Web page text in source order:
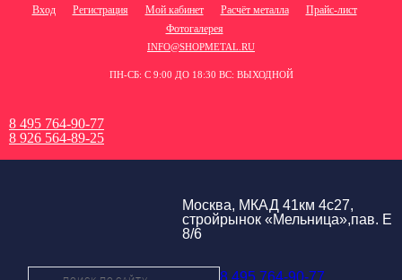
Вход Регистрация Мой кабинет Расчёт металла
Прайс-лист
Фотогалерея
INFO@SHOPMETAL.RU
ПН-СБ: С 9:00 ДО 18:30 ВС: ВЫХОДНОЙ
8 495 764-90-77
8 926 564-89-25
Москва, МКАД 41км 4с27,
стройрынок «Мельница»,пав. Е
8/6
8 495 764-90-77